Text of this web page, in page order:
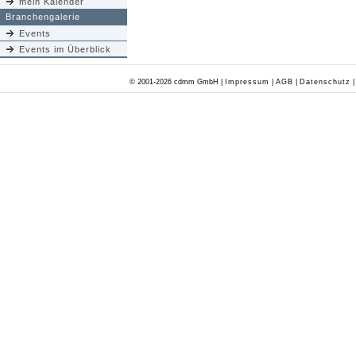
Branchengalerie
Events
Events im Überblick
© 2001-2026 cdmm GmbH | Impressum AGB Datenschutz